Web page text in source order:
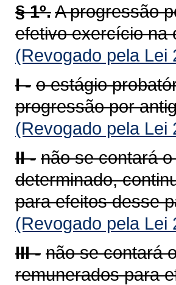
§ 1º.A progressão
efetivo exercício na
(Revogado pela Lei
I - o estágio
progressão por
(Revogado pela Lei
II - não se contará
determinado,
para efeitos desse
(Revogado pela Lei
III - não se contará
remunerados para